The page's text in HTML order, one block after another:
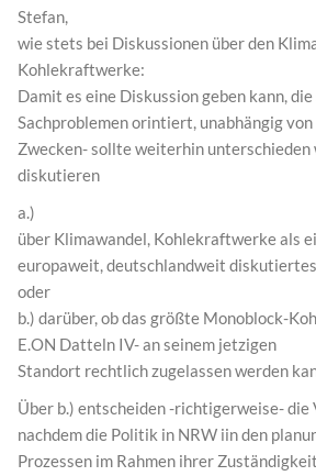
Stefan,
wie stets bei Diskussionen über den
Kohlekraftwerke:
Damit es eine Diskussion geben kann, die
Sachproblemen orintiert, unabhängig
Zwecken- sollte weiterhin unterschieden
diskutieren
a.)
über Klimawandel, Kohlekraftwerke als
europaweit, deutschlandweit
oder
b.) darüber, ob das größte Monoblock-
E.ON Datteln IV- an seinem jetzigen
Standort rechtlich zugelassen werden
Über b.) entscheiden -richtigerweise-
nachdem die Politik in NRW iin den
Prozessen im Rahmen ihrer